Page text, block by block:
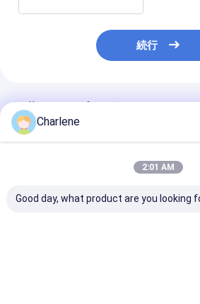
続行
推薦されたプロダクト
Charlene
2:01 AM
Good day, what product are you looking